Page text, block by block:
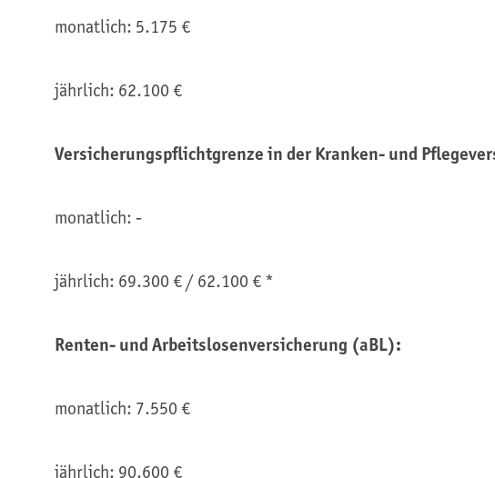
monatlich: 5.175 €
jährlich: 62.100 €
Versicherungspflichtgrenze in der Kranken- und
monatlich: -
jährlich: 69.300 € / 62.100 € *
Renten- und Arbeitslosenversicherung (aBL):
monatlich: 7.550 €
jährlich: 90.600 €